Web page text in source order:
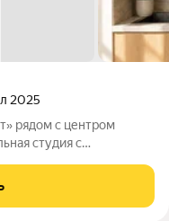
2025
студия с
на стыкe ЦАО и
вaриaнт